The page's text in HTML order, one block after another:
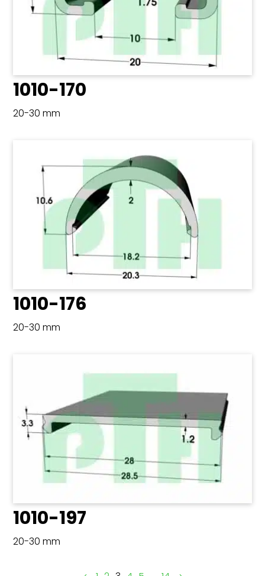
1010-170
20-30 mm
1010-176
20-30 mm
1010-197
20-30 mm